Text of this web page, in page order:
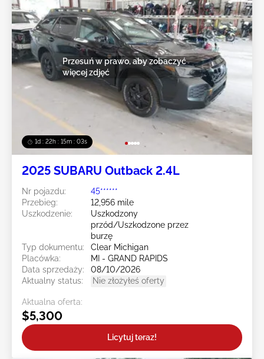
1d : 22h : 15m : 00s
Przesuń w prawo, aby zobaczyć
więcej zdjęć
2025 SUBARU Outback 2.4L
Nr pojazdu:
45******
Przebieg:
12,956 mile
Uszkodzenie:
Uszkodzony
przód/Uszkodzone przez
burzę
Typ dokumentu:
Clear Michigan
Placówka:
MI - GRAND RAPIDS
Data sprzedaży:
08/10/2026
Aktualny status:
Nie złożyłeś oferty
Aktualna oferta:
$5,300
Licytuj teraz!